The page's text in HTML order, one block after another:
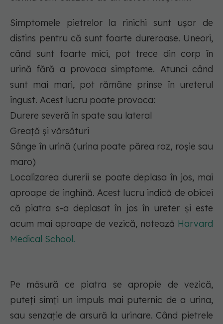
Simptomele pietrelor la rinichi sunt ușor de
distins pentru că sunt foarte dureroase. Uneori,
când sunt foarte mici, pot trece din corp în
urină fără a provoca simptome. Atunci când
sunt mai mari, pot rămâne prinse în ureterul
îngust. Acest lucru poate provoca:
Durere severă în spate sau lateral
Greață și vărsături
Sânge în urină (urina poate părea roz, roșie sau
maro)
Localizarea durerii se poate deplasa în jos, mai
aproape de inghină. Acest lucru indică de obicei
că piatra s-a deplasat în jos în ureter și este
acum mai aproape de vezică, notează Harvard
Medical School.
Pe măsură ce piatra se apropie de vezică,
puteți simți un impuls mai puternic de a urina,
sau senzație de arsură la urinare. Când pietrele